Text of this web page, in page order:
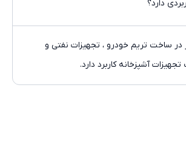
بیشتر در ساخت تریم خودرو ، تجهیزات نفتی و
آشپزخانه کاربرد دارد.